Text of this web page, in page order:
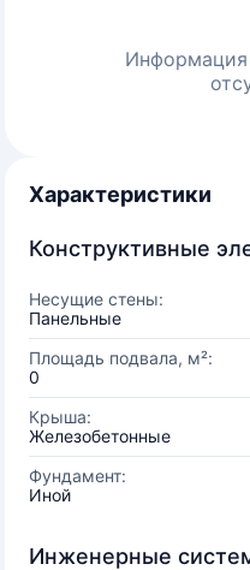
Информация
Характеристики
Конструктивные
Несущие стены:
Панельные
Площадь подвала, м²:
0
Крыша:
Железобетонные
Фундамент:
Иной
Инженерные